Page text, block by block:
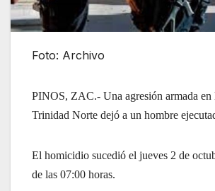
Foto: Archivo
PINOS, ZAC.- Una agresión armada en
Trinidad Norte dejó a un hombre
El homicidio sucedió el jueves 2 de
de las 07:00 horas.